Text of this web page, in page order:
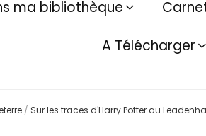
ma bibliothèque
A Télécharger
/ Sur les traces d'Harry Potter au